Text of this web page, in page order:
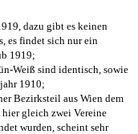
dazu gibt es keinen
es findet sich nur ein
1919;
Weiß sind identisch, sowie
1910;
Bezirksteil aus Wien dem
gleich zwei Vereine
wurden, scheint sehr